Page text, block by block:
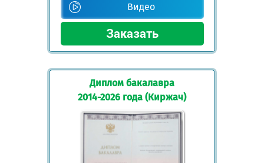
Видео
Диплом бакалавра
2014-2026 года (Киржач)